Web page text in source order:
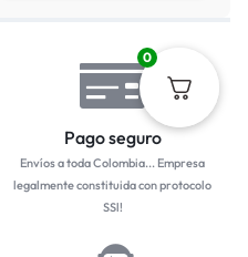
Pago seguro
Envíos a toda Colombia... Empresa
legalmente constituida con protocolo
SSl!
0